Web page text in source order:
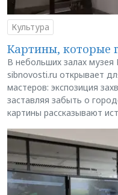
Культура
Картины, которые
В небольших залах
sibnovosti.ru открывает
мастеров: экспозиция
заставляя забыть о
картины рассказывают